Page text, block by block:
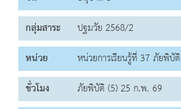
กลุ่มสาระ
ปฐมวัย 2568/2
หน่วย
หน่วยการเรียนรู้ที่ 37 ภัยพิบัติ
ชั่วโมง
ภัยพิบัติ (5) 25 ก.พ. 69